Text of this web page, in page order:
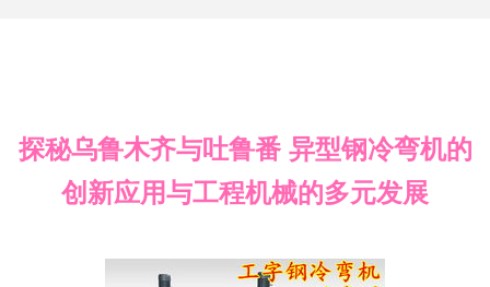
探秘乌鲁木齐与吐鲁番 异型钢冷弯机的
创新应用与工程机械的多元发展